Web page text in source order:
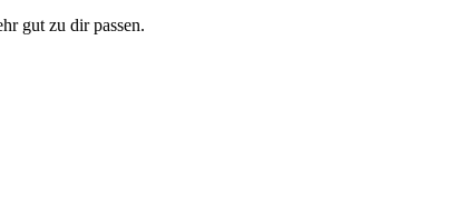
gut zu dir passen.